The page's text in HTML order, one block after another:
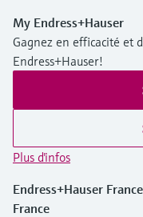
My Endress+Hauser
Gagnez en efficacité et
Endress+Hauser!
Plus d'infos
Endress+Hauser France
France